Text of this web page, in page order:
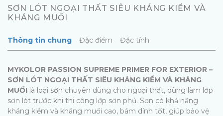
SƠN LÓT NGOẠI THẤT SIÊU KHÁNG KIỀM VÀ
KHÁNG MUỐI
Thông tin chung Đặc điểm Đặc tính
MYKOLOR PASSION SUPREME PRIMER FOR EXTERIOR –
SƠN LÓT NGOẠI THẤT SIÊU KHÁNG KIỀM VÀ KHÁNG
MUỐI là loại sơn chuyên dùng cho ngoại thất, dùng làm lớp
sơn lót trước khi thi công lớp sơn phủ. Sơn có khả năng
kháng kiềm và kháng muối cao, bám dính tốt, giúp bảo vệ